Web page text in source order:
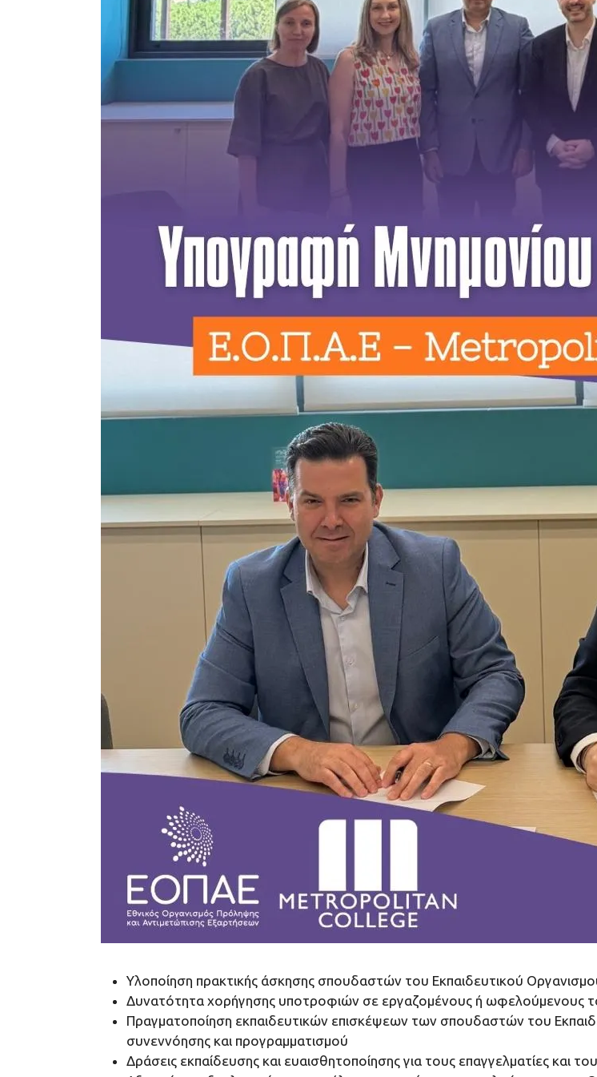
Υλοποίηση πρακτικής άσκησης σπουδαστών του Εκπαιδευτικού
Δυνατότητα χορήγησης υποτροφιών σε εργαζομένους ή ωφελούμενους
Πραγματοποίηση εκπαιδευτικών επισκέψεων των σπουδαστών του
συνεννόησης και προγραμματισμού
Δράσεις εκπαίδευσης και ευαισθητοποίησης για τους επαγγελματίες και